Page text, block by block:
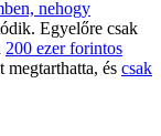
nehogy
Egyelőre csak
200 ezer forintos
megtarthatta, és csak